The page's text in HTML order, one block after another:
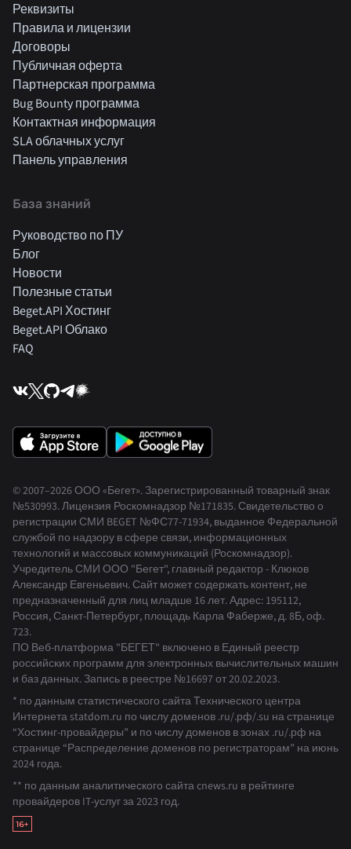
Реквизиты
Правила и лицензии
Договоры
Публичная оферта
Партнерская программа
Bug Bounty программа
Контактная информация
SLA облачных услуг
Панель управления
База знаний
Руководство по ПУ
Блог
Новости
Полезные статьи
Beget.API Хостинг
Beget.API Облако
FAQ
© 2007–2026 ООО «Бегет». Зарегистрированный товарный знак
№530993.Лицензия Роскомнадзор №171835. Свидетельство о
регистрации СМИ BEGET №ФС77-71934, выданное Федеральной
службой по надзору в сфере связи, информационных
технологий и массовых коммуникаций (Роскомнадзор).
Учредитель СМИ ООО "Бегет", главный редактор - Клюков
Александр Евгеньевич. Сайт может содержать контент, не
предназначенный для лиц младше 16 лет. Адрес: 195112,
Россия, Санкт-Петербург, площадь Карла Фаберже, д. 8Б, оф.
723.
ПО Веб-платформа "БЕГЕТ" включено в Единый реестр
российских программ для электронных вычислительных машин
и баз данных. Запись в реестре №16697 от 20.02.2023.
* по данным статистического сайта Технического центра
Интернета statdom.ru по числу доменов .ru/.рф/.su на странице
“Хостинг-провайдеры” и по числу доменов в зонах .ru/.рф на
странице “Распределение доменов по регистраторам” на июнь
2024 года.
** по данным аналитического сайта cnews.ru в рейтинге
провайдеров IT-услуг за 2023 год.